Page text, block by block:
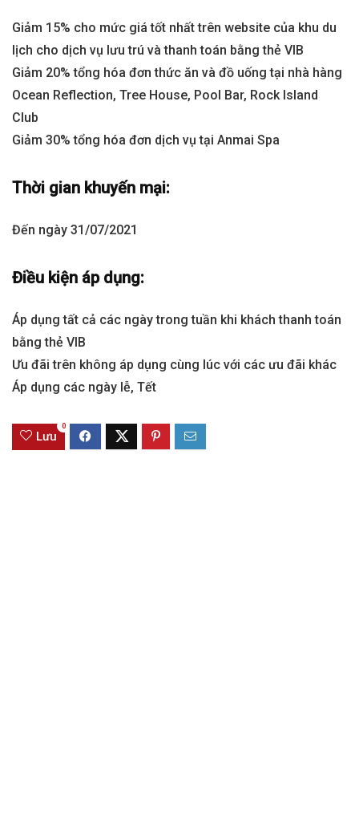
Giảm 15% cho mức giá tốt nhất trên website của khu du
lịch cho dịch vụ lưu trú và thanh toán bằng thẻ VIB
Giảm 20% tổng hóa đơn thức ăn và đồ uống tại nhà hàng
Ocean Reflection, Tree House, Pool Bar, Rock Island
Club
Giảm 30% tổng hóa đơn dịch vụ tại Anmai Spa
Thời gian khuyến mại:
Đến ngày 31/07/2021
Điều kiện áp dụng:
Áp dụng tất cả các ngày trong tuần khi khách thanh toán
bằng thẻ VIB
Ưu đãi trên không áp dụng cùng lúc với các ưu đãi khác
Áp dụng các ngày lễ, Tết
Lưu
0